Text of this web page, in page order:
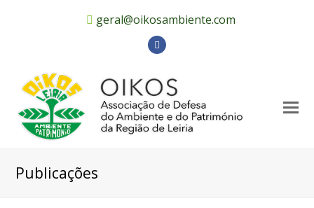
geral@oikosambiente.com
Facebook
Publicações